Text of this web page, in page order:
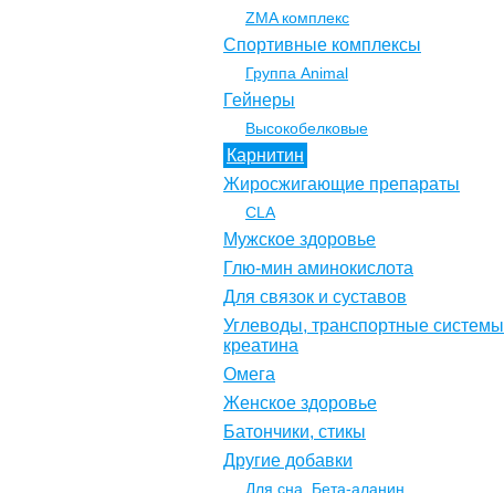
ZMA комплекс
Спортивные комплексы
Группа Animal
Гейнеры
Высокобелковые
Карнитин
Жиросжигающие препараты
CLA
Мужское здоровье
Глю-мин аминокислота
Для связок и суставов
Углеводы, транспортные системы
креатина
Омега
Женское здоровье
Батончики, стикы
Другие добавки
Для сна, Бета-аланин